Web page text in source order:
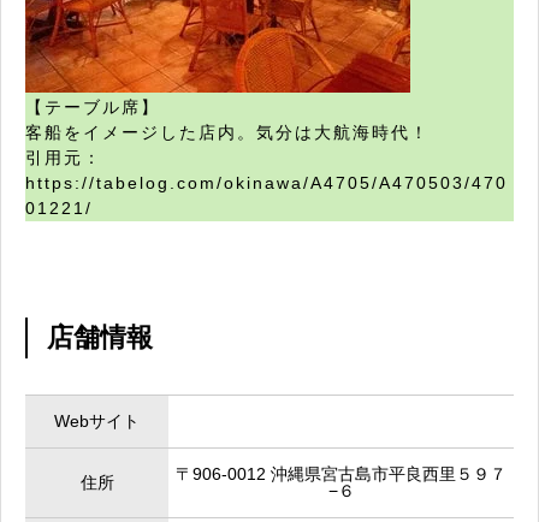
【テーブル席】
客船をイメージした店内。気分は大航海時代！
引用元：
https://tabelog.com/okinawa/A4705/A470503/470
01221/
店舗情報
Webサイト
住所
〒906-0012 沖縄県宮古島市平良西里５９７
−６